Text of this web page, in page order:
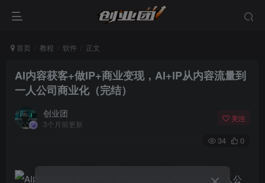
首页 教程 软件 正文
AI内容获客+做IP+商业变现，AI+IP从内容流量到
一人公司商业化（完结）
创业团
3个月前更新
关注
34 0